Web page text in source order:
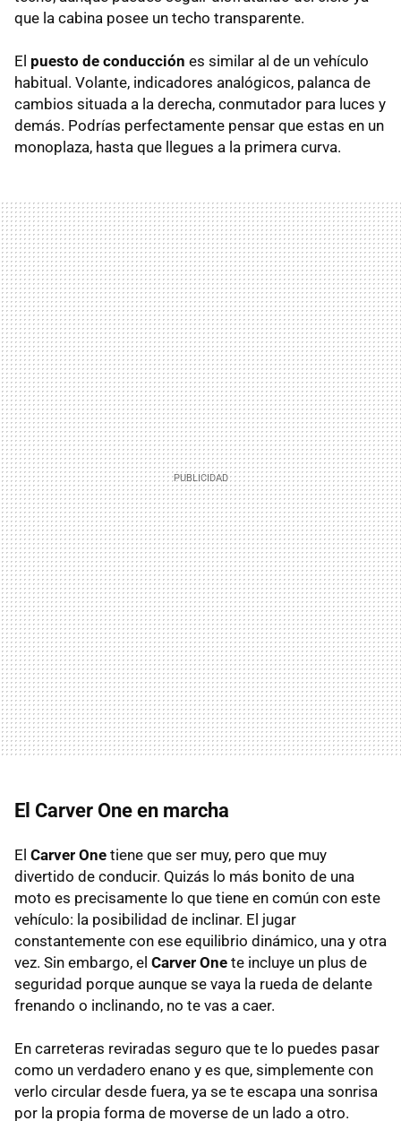
que la cabina posee un techo transparente.
El puesto de conducción es similar al de un vehículo
habitual. Volante, indicadores analógicos, palanca de
cambios situada a la derecha, conmutador para luces y
demás. Podrías perfectamente pensar que estas en un
monoplaza, hasta que llegues a la primera curva.
El Carver One en marcha
El Carver One tiene que ser muy, pero que muy
divertido de conducir. Quizás lo más bonito de una
moto es precisamente lo que tiene en común con este
vehículo: la posibilidad de inclinar. El jugar
constantemente con ese equilibrio dinámico, una y otra
vez. Sin embargo, el Carver One te incluye un plus de
seguridad porque aunque se vaya la rueda de delante
frenando o inclinando, no te vas a caer.
En carreteras reviradas seguro que te lo puedes pasar
como un verdadero enano y es que, simplemente con
verlo circular desde fuera, ya se te escapa una sonrisa
por la propia forma de moverse de un lado a otro.